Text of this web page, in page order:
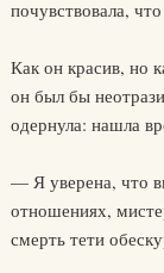
почувствовала,
Как он красив, но
он был бы
одернула: нашла
— Я уверена, что
отношениях,
смерть тети